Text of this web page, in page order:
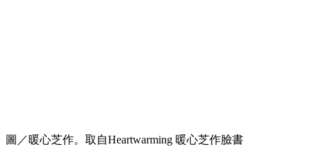
圖／暖心芝作。取自Heartwarming 暖心芝作臉書